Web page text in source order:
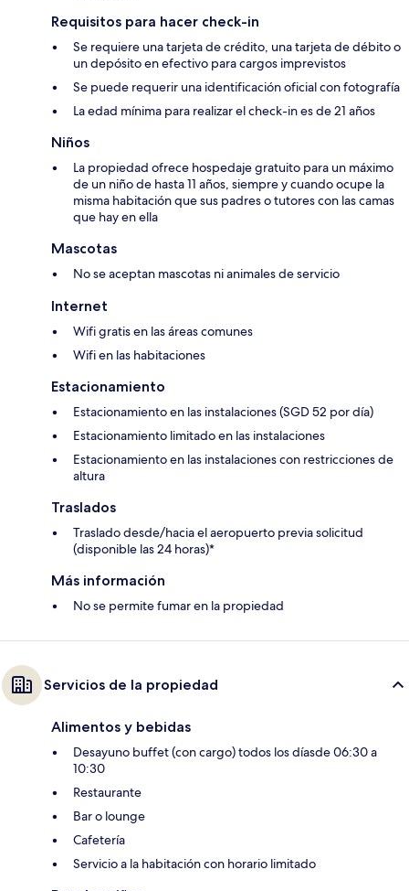
Requisitos para hacer check-in
Se requiere una tarjeta de crédito, una tarjeta de débito o
un depósito en efectivo para cargos imprevistos
Se puede requerir una identificación oficial con fotografía
La edad mínima para realizar el check-in es de 21 años
Niños
La propiedad ofrece hospedaje gratuito para un máximo
de un niño de hasta 11 años, siempre y cuando ocupe la
misma habitación que sus padres o tutores con las camas
que hay en ella
Mascotas
No se aceptan mascotas ni animales de servicio
Internet
Wifi gratis en las áreas comunes
Wifi en las habitaciones
Estacionamiento
Estacionamiento en las instalaciones (SGD 52 por día)
Estacionamiento limitado en las instalaciones
Estacionamiento en las instalaciones con restricciones de
altura
Traslados
Traslado desde/hacia el aeropuerto previa solicitud
(disponible las 24 horas)*
Más información
No se permite fumar en la propiedad
Servicios de la propiedad
Alimentos y bebidas
Desayuno buffet (con cargo) todos los díasde 06:30 a
10:30
Restaurante
Bar o lounge
Cafetería
Servicio a la habitación con horario limitado